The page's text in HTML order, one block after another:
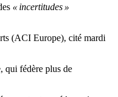
« incertitudes »
(ACI Europe), cité mardi
qui fédère plus de